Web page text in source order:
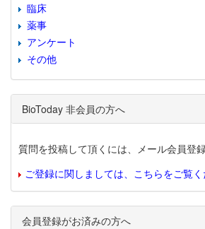
臨床
薬事
アンケート
その他
BioToday 非会員の方へ
質問を投稿して頂くには、メール会員登
ご登録に関しましては、こちらをご覧く
会員登録がお済みの方へ